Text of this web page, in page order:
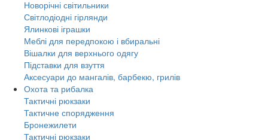
Новорічні світильники
Світлодіодні гірлянди
Ялинкові іграшки
Меблі для передпокою і вбиральні
Вішалки для верхнього одягу
Підставки для взуття
Аксесуари до мангалів, барбекю, грилів
Охота та рибалка
Тактичні рюкзаки
Тактичне спорядження
Бронежилети
Тактичні рюкзаки